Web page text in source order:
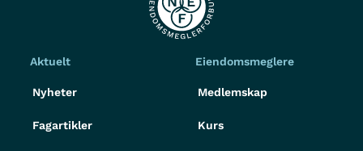
Aktuelt
Nyheter
Fagartikler
Eiendomsmeglere
Medlemskap
Kurs